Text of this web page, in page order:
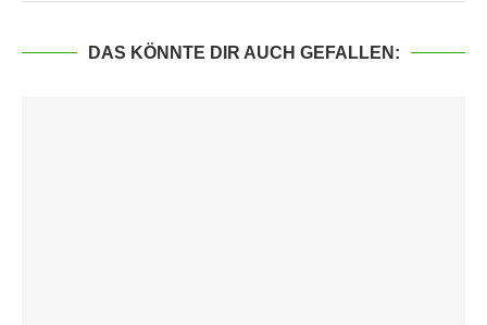
DAS KÖNNTE DIR AUCH GEFALLEN: